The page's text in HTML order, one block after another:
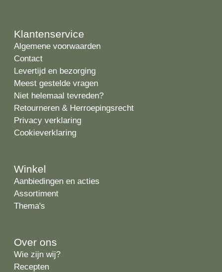
Klantenservice
Algemene voorwaarden
Contact
Levertijd en bezorging
Meest gestelde vragen
Niet helemaal tevreden?
Retourneren & Herroepingsrecht
Privacy verklaring
Cookieverklaring
Winkel
Aanbiedingen en acties
Assortiment
Thema's
Over ons
Wie zijn wij?
Recepten